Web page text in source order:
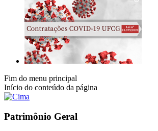
Fim do menu principal
Início do conteúdo da página
Patrimônio Geral